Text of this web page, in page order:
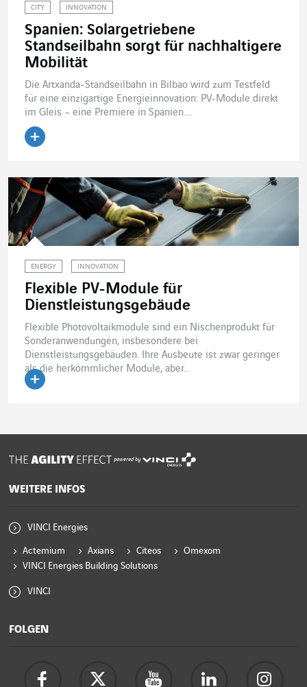
CITY INNOVATION
Spanien: Solargetriebene
Standseilbahn sorgt für nachhaltigere
Mobilität
Die Artxanda-Standseilbahn in Bilbao wird zum Testfeld
für eine einzigartige Energieinnovation: PV-Module direkt
im Gleis – eine Premiere in Spanien....
ENERGY INNOVATION
Flexible PV-Module für
Dienstleistungsgebäude
Flexible Photovoltaikmodule sind ein Nischenprodukt für
Sonderanwendungen, insbesondere bei
Dienstleistungsgebäuden. Ihre Ausbeute ist zwar geringer
als die herkömmlicher Module, aber...
powered by
WEITERE INFOS
VINCI Energies
Actemium Axians Citeos
Omexom
VINCI Energies Building Solutions
VINCI
FOLGEN